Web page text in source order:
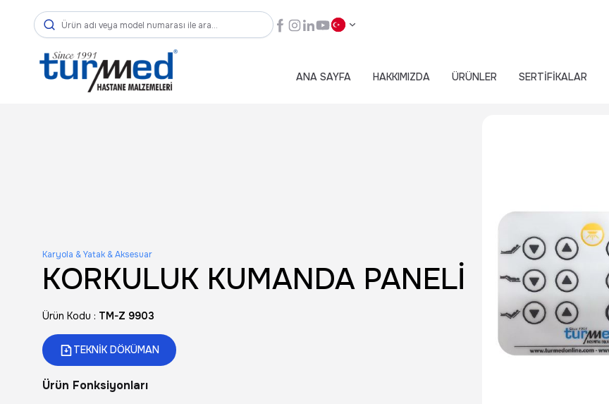
ANA SAYFA HAKKIMIZDA ÜRÜNLER SERTİFİKALAR
Karyola & Yatak & Aksesuar
KORKULUK KUMANDA PANELİ
Ürün Kodu : TM-Z 9903
TEKNİK DÖKÜMAN
Ürün Fonksiyonları